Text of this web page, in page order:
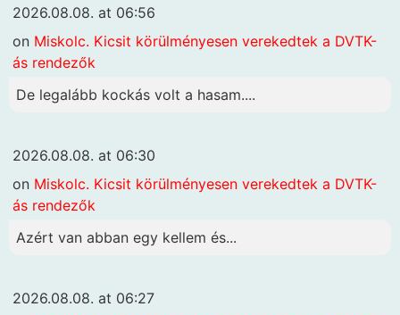
2026.08.08. at 06:56
on Miskolc. Kicsit körülményesen verekedtek a DVTK-
ás rendezők
De legalább kockás volt a hasam....
2026.08.08. at 06:30
on Miskolc. Kicsit körülményesen verekedtek a DVTK-
ás rendezők
Azért van abban egy kellem és...
2026.08.08. at 06:27